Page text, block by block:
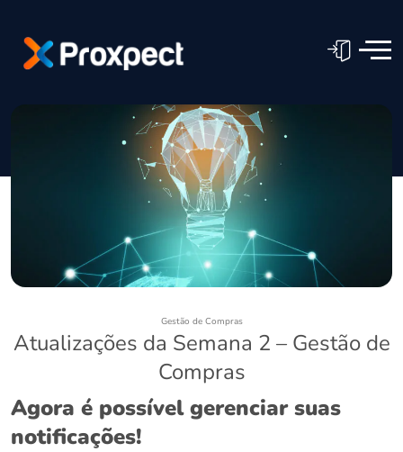
Gestão de Compras
Atualizações da Semana 2 – Gestão de
Compras
Agora é possível gerenciar suas
notificações!